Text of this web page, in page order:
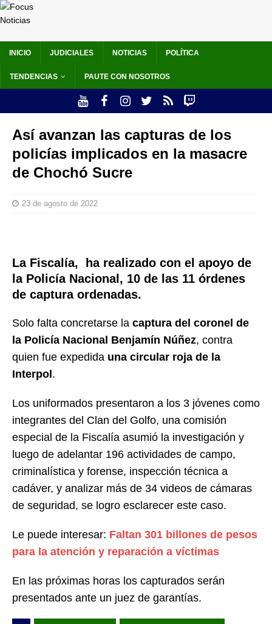
INICIO JUDICIALES NOTICIAS POLÍTICA
TENDENCIAS PAUTE CON NOSOTROS
Así avanzan las capturas de los
policías implicados en la masacre
de Chochó Sucre
23 de agosto de 2022
La Fiscalía, ha realizado con el apoyo de
la Policía Nacional, 10 de las 11 órdenes
de captura ordenadas.
Solo falta concretarse la captura del coronel de
la Policía Nacional Benjamín Núñez, contra
quien fue expedida una circular roja de la
Interpol .
Los uniformados presentaron a los 3 jóvenes como
integrantes del Clan del Golfo, una comisión
especial de la Fiscalía asumió la investigación y
luego de adelantar 196 actividades de campo,
criminalística y forense, inspección técnica a
cadáver, y analizar más de 34 videos de cámaras
de seguridad, se logro esclarecer este caso.
Le puede interesar: Faltan 301 billones de pesos
para la atención y reparación a víctimas
En las próximas horas los capturados serán
presentados ante un juez de garantías.